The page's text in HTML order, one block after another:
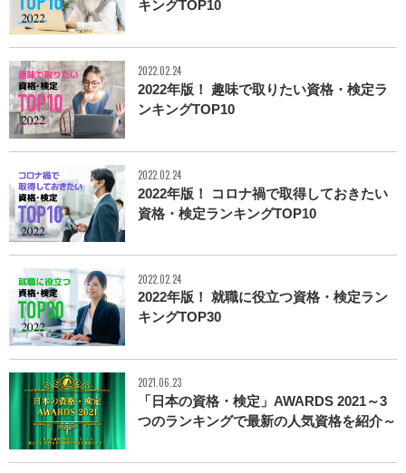
キングTOP10
2022.02.24
2022年版！ 趣味で取りたい資格・検定ラ
ンキングTOP10
2022.02.24
2022年版！ コロナ禍で取得しておきたい
資格・検定ランキングTOP10
2022.02.24
2022年版！ 就職に役立つ資格・検定ラン
キングTOP30
2021.06.23
「日本の資格・検定」AWARDS 2021～3
つのランキングで最新の人気資格を紹介～